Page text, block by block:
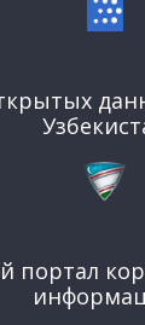
портал